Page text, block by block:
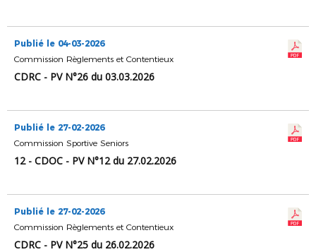
Publié le 04-03-2026
Commission Règlements et Contentieux
CDRC - PV N°26 du 03.03.2026
Publié le 27-02-2026
Commission Sportive Seniors
12 - CDOC - PV N°12 du 27.02.2026
Publié le 27-02-2026
Commission Règlements et Contentieux
CDRC - PV N°25 du 26.02.2026